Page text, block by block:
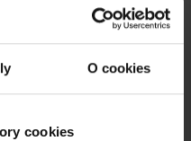
O cookies
cookies
pastiera